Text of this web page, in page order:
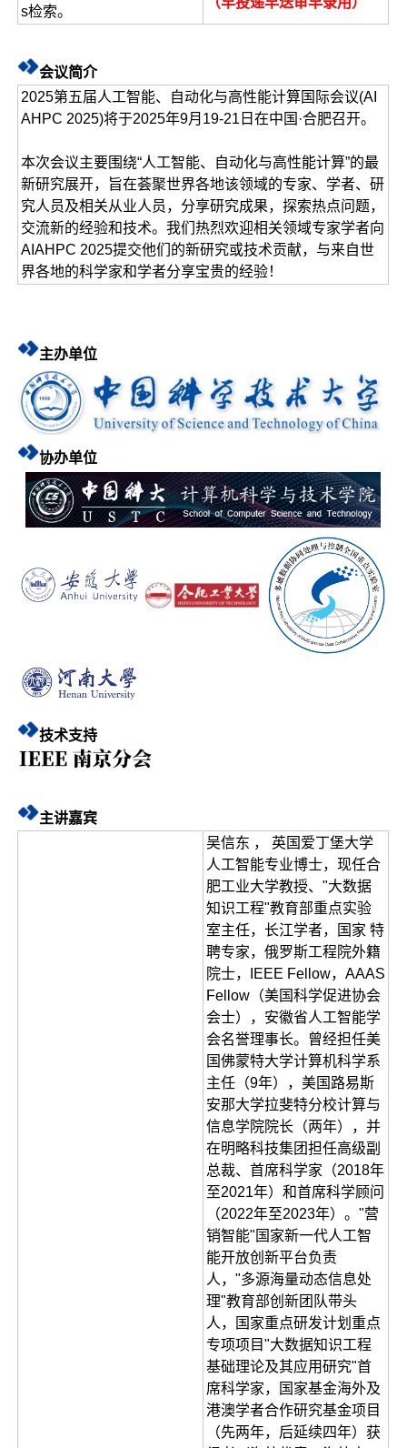
s检索。
会议简介
2025第五届人工智能、自动化与高性能计算国际会议(AI
AHPC 2025)将于2025年9月19-21日在中国·合肥召开。
本次会议主要围绕“人工智能、自动化与高性能计算”的最
新研究展开，旨在荟聚世界各地该领域的专家、学者、研
究人员及相关从业人员，分享研究成果，探索热点问题，
交流新的经验和技术。我们热烈欢迎相关领域专家学者向
AIAHPC 2025提交他们的新研究或技术贡献，与来自世
界各地的科学家和学者分享宝贵的经验！
主办单位
协办单位
技术支持
主讲嘉宾
吴信东 ， 英国爱丁堡大学
人工智能专业博士，现任合
肥工业大学教授、"大数据
知识工程"教育部重点实验
室主任，长江学者，国家 特
聘专家，俄罗斯工程院外籍
院士，IEEE Fellow，AAAS
Fellow（美国科学促进协会
会士），安徽省人工智能学
会名誉理事长。曾经担任美
国佛蒙特大学计算机科学系
主任（9年），美国路易斯
安那大学拉斐特分校计算与
信息学院院长（两年），并
在明略科技集团担任高级副
总裁、首席科学家（2018年
至2021年）和首席科学顾问
（2022年至2023年）。"营
销智能"国家新一代人工智
能开放创新平台负责
人，"多源海量动态信息处
理"教育部创新团队带头
人，国家重点研发计划重点
专项项目"大数据知识工程
基础理论及其应用研究"首
席科学家，国家基金海外及
港澳学者合作研究基金项目
（先两年，后延续四年）获